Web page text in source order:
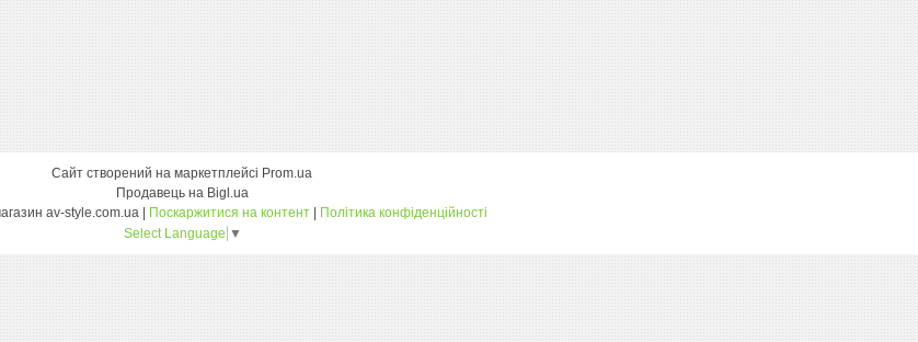
Сайт створений на маркетплейсі Prom.ua
Продавець на Bigl.ua
Оптовий інтернет-магазин av-style.com.ua | Поскаржитися на контент | Політика конфіденційності
Select Language ▼